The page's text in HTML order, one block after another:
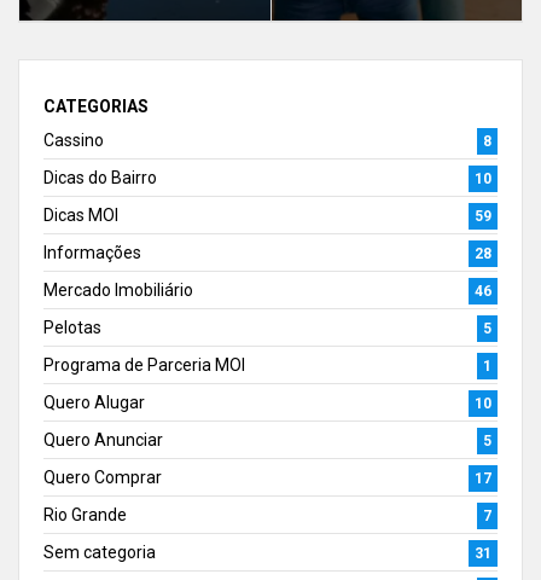
CATEGORIAS
Cassino
8
Dicas do Bairro 10
Dicas MOI 59
Informações 28
Mercado Imobiliário 46
Pelotas 5
Programa de Parceria MOI 1
Quero Alugar 10
Quero Anunciar 5
Quero Comprar 17
Rio Grande 7
Sem categoria 31